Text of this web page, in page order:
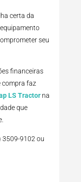
certa da
seu
financeiras
compra faz
LS Tractorna
que
3509-9102 ou